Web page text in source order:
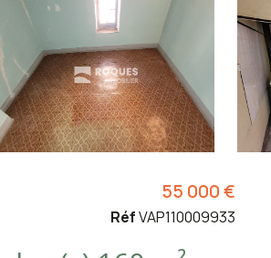
55 000 €
RéfVAP110009933